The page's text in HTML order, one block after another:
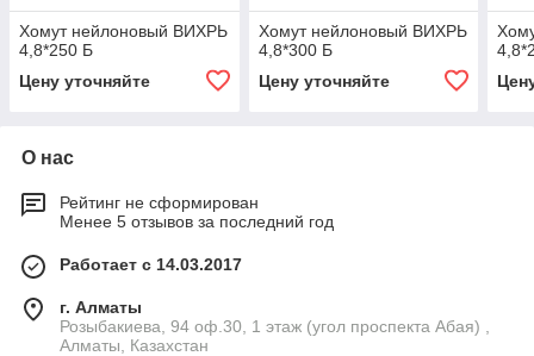
Хомут нейлоновый ВИХРЬ
4,8*250 Б
Цену уточняйте
Хомут нейлоновый ВИХРЬ
4,8*300 Б
Цену уточняйте
О нас
Рейтинг не сформирован
Менее 5 отзывов за последний год
Работает с 14.03.2017
г. Алматы
Розыбакиева, 94 оф.30, 1 этаж (угол проспекта Абая) ,
Алматы, Казахстан